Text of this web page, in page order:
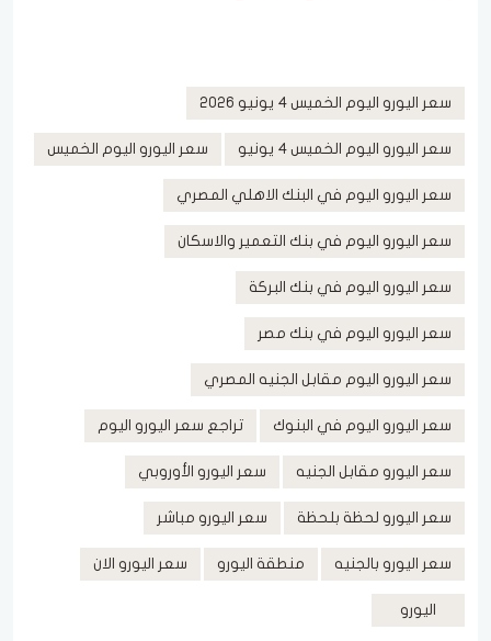
سعر اليورو اليوم الخميس 4 يونيو 2026
سعر اليورو اليوم الخميس 4 يونيو سعر اليورو اليوم الخميس
سعر اليورو اليوم في البنك الاهلي المصري
سعر اليورو اليوم في بنك التعمير والاسكان
سعر اليورو اليوم في بنك البركة
سعر اليورو اليوم في بنك مصر
سعر اليورو اليوم مقابل الجنيه المصري
سعر اليورو اليوم في البنوك تراجع سعر اليورو اليوم
سعر اليورو مقابل الجنيه سعر اليورو الأوروبي
سعر اليورو لحظة بلحظة سعر اليورو مباشر
سعر اليورو بالجنيه منطقة اليورو سعر اليورو الان
اليورو